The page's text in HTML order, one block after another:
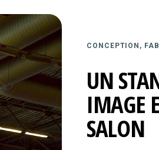
CONCEPTION,
UN
IMAGE
SALON